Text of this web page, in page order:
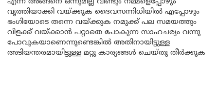
വൃത്തിയാക്കി വയ്ക്കുക ദൈവസന്നിധിയിൽ എപ്പോഴും
ഭംഗിയോടെ തന്നെ വയ്ക്കുക നമുക്ക് പല സമയത്തും
വിളക്ക് വയ്ക്കാൻ പറ്റാതെ പോകുന്ന സാഹചര്യം വന്നു
പോവുകയാണെന്നുണ്ടെങ്കിൽ അതിനായിട്ടുള്ള
അടിയന്തരമായിട്ടുള്ള മറ്റു കാര്യങ്ങൾ ചെയ്തു തീർക്കുക